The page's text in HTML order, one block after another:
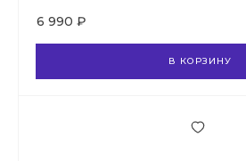
6 990 ₽
В КОРЗИНУ